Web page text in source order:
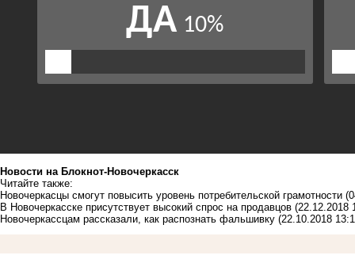
Новости на Блoкнoт-Новочеркасск
Читайте также:
Новочеркасцы смогут повысить уровень потребительской грамотности
В Новочеркасске присутствует высокий спрос на продавцов (22.12.2018
Новочеркассцам рассказали, как распознать фальшивку (22.10.2018